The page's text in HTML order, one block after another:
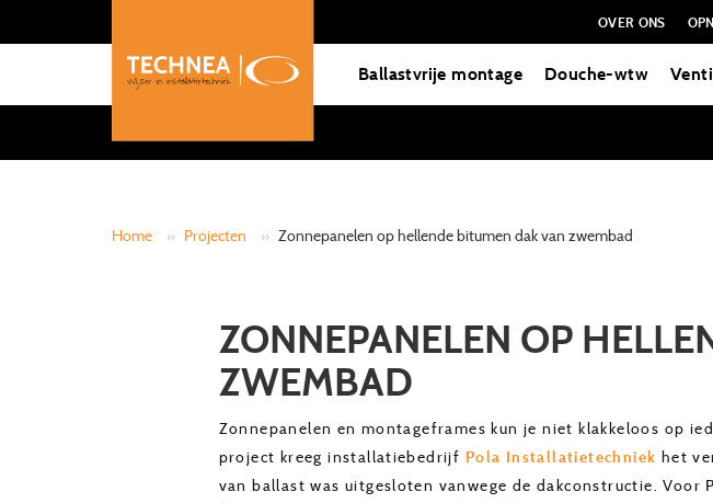
OVER ONS
Ballastvrije montage Douche-wtw
Home » Projecten » Zonnepanelen op hellende bitumen dak van zwembad
ZONNEPANELEN OP
ZWEMBAD
Zonnepanelen en montageframes kun je niet klakkeloos op
project kreeg installatiebedrijf Pola Installatietechniek het
van ballast was uitgesloten vanwege de dakconstructie.